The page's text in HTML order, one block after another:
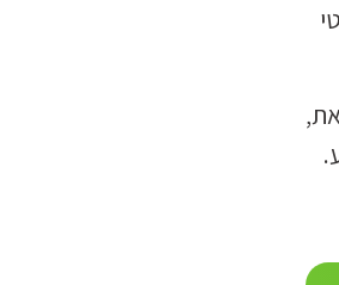
עם זאת,